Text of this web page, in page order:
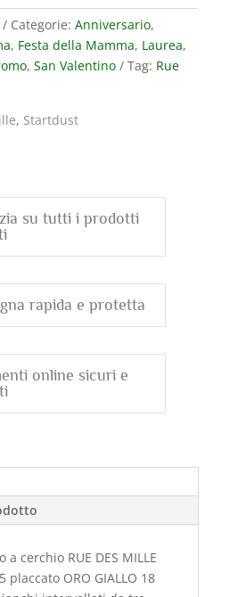
Categorie: Anniversario,
, Festa della Mamma, Laurea,
, San Valentino Tag: Rue
, Startdust
su tutti i prodotti
rapida e protetta
online sicuri e
cerchio RUE DES MILLE
placcato ORO GIALLO 18